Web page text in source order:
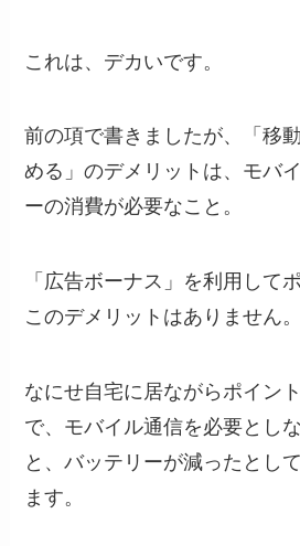
これは、デカいです。
前の項で書きましたが、「移
める」のデメリットは、モバ
ーの消費が必要なこと。
「広告ボーナス」を利用して
このデメリットはありません。
なにせ自宅に居ながらポイン
で、モバイル通信を必要とし
と、バッテリーが減ったとし
ます。